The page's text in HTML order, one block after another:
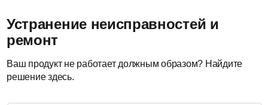
Устранение неисправностей и
ремонт
Ваш продукт не работает должным образом? Найдите
решение здесь.